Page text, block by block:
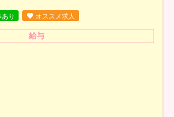
あり オススメ求人
給与